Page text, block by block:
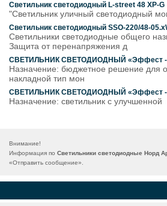
Светильник светодиодный L-street 48 XP-G
"Светильник уличный светодиодный
Светильник светодиодный SSO-220/48-
Светильники светодиодные общего
Защита от перенапряжения д
СВЕТИЛЬНИК СВЕТОДИОДНЫЙ «Эффест
Назначение: бюджетное решение для
накладной тип мон
СВЕТИЛЬНИК СВЕТОДИОДНЫЙ «Эффест -
Назначение: светильник с
Внимание!
Информация по Светильники светодиодные Норд
«Отправить сообщение».